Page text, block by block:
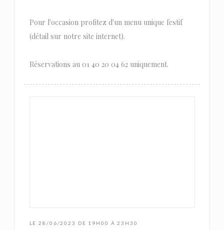
Pour l'occasion profitez d'un menu unique festif
(détail sur notre site internet).
Réservations au 01 40 20 04 62 uniquement.
LE 28/06/2023 DE 19H00 À 23H30